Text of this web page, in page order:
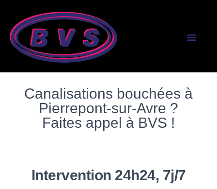
Canalisations bouchées à
Pierrepont-sur-Avre ?
Faites appel à BVS !
Intervention 24h24, 7j/7